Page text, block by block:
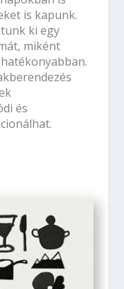
is kapunk.
ki egy
miként
és